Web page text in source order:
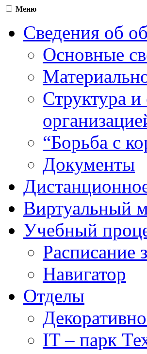
Меню
Сведения об
Основные
Структура и
“Борьба с
Документы
Виртуальный
Учебный
Расписание
Навигатор
Отделы
IT – парк